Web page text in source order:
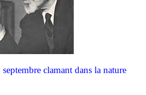
clamant dans la nature